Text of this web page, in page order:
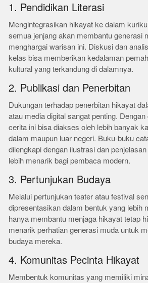
1. Pendidikan Literasi
Mengintegrasikan hikayat ke dalam
semua jenjang akan membantu generasi
menghargai warisan ini. Diskusi dan
kelas bisa memberikan kedalaman
kultural yang terkandung di dalamnya.
2. Publikasi dan Penerbitan
Dukungan terhadap penerbitan hikayat
atau media digital sangat penting.
cerita ini bisa diakses oleh lebih banyak
dalam maupun luar negeri. Buku-buku
dilengkapi dengan ilustrasi dan
lebih menarik bagi pembaca modern.
3. Pertunjukan Budaya
Melalui pertunjukan teater atau festival
dipresentasikan dalam bentuk yang lebih
hanya membantu menjaga hikayat tetap
menarik perhatian generasi muda untuk
budaya mereka.
4. Komunitas Pecinta Hikayat
Membentuk komunitas yang memiliki